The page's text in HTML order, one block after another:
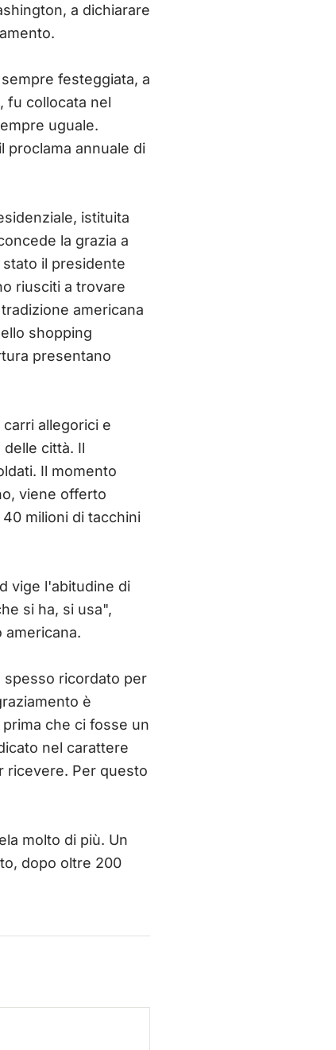
a dichiarare
festeggiata, a
fu collocata nel
uguale.
proclama annuale di
istituita
la grazia a
il presidente
riusciti a trovare
americana
shopping
presentano
allegorici e
città. Il
Il momento
viene offerto
milioni di tacchini
vige l'abitudine di
si ha, si usa",
spesso ricordato per
è
che ci fosse un
nel carattere
ricevere. Per questo
molto di più. Un
dopo oltre 200